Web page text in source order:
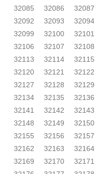
32085
32086 32087
32092
32093 32094
32099
32100 32101
32106
32107 32108
32113
32114 32115
32120
32121 32122
32127
32128 32129
32134
32135 32136
32141
32142 32143
32148
32149 32150
32155
32156 32157
32162
32163 32164
32169
32170 32171